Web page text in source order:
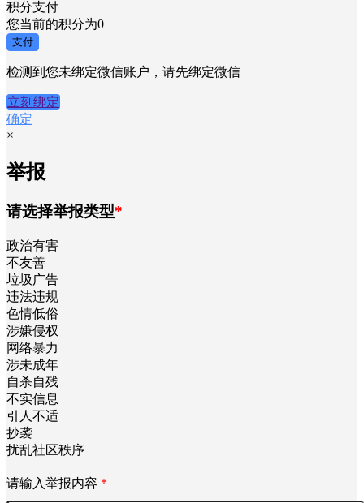
积分支付
您当前的积分为0
支付
检测到您未绑定微信账户，请先绑定微信
立刻绑定
确定
×
举报
请选择举报类型*
政治有害
不友善
垃圾广告
违法违规
色情低俗
涉嫌侵权
网络暴力
涉未成年
自杀自残
不实信息
引人不适
抄袭
扰乱社区秩序
请输入举报内容 *